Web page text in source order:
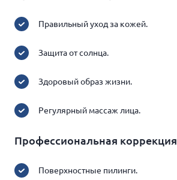
Правильный уход за кожей.
Защита от солнца.
Здоровый образ жизни.
Регулярный массаж лица.
Профессиональная коррекция
Поверхностные пилинги.